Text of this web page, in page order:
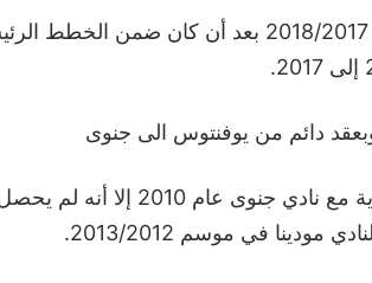
ولعب ستورارو 12 مباراة فقط بموسم 2018/2017 بعد أن كان
دائم من يوفنتوس الى جنوى
وبدأ صاحب الـ 25 عامًا، مسيرته الكروية مع نادي
في موسم 2013/2012.